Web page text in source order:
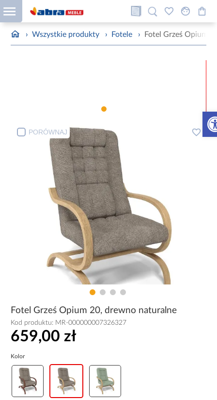
› Wszystkie produkty › Fotele › Fotel Grześ Opium
PORÓWNAJ
Fotel Grześ Opium 20, drewno naturalne
Kod produktu: MR-000000007326327
659,00 zł
Kolor